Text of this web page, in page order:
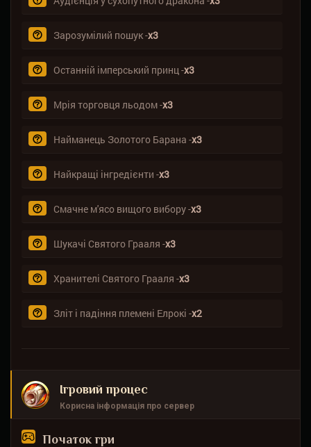
Зарозумілий пошук -х3
Останній імперський принц -х3
Мрія торговця льодом -х3
Найманець Золотого Барана -х3
Найкращі інгредієнти -х3
Смачне м'ясо вищого вибору -х3
Шукачі Святого Грааля -х3
Хранителі Святого Грааля -х3
Зліт і падіння племені Елрокі -х2
Ігровий процес
Корисна інформація про сервер
Початок гри